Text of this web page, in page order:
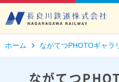
ホーム ながてつPHOTOギャラ
ながてつ